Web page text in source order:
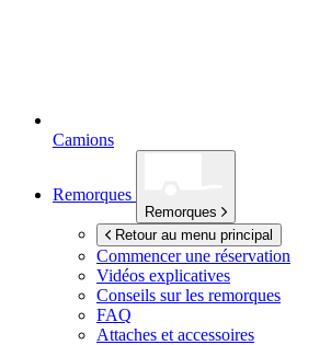
Camions
Remorques
Remorques
Retour au menu principal
Commencer une réservation
Vidéos explicatives
Conseils sur les remorques
FAQ
Attaches et accessoires